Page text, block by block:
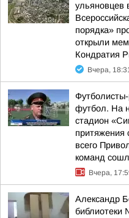
ульяновцев
порядка»
открыли
Кондратия
Вчера,
футбол. На
стадион
притяжения
всего
команд
Вчера,
Александр
библиотеки